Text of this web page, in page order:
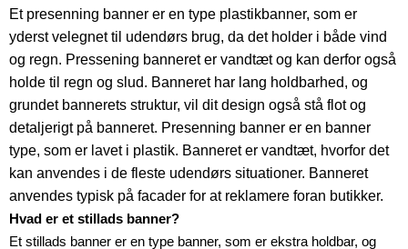
Et presenning banner er en type plastikbanner, som er
yderst velegnet til udendørs brug, da det holder i både vind
og regn. Pressening banneret er vandtæt og kan derfor også
holde til regn og slud. Banneret har lang holdbarhed, og
grundet bannerets struktur, vil dit design også stå flot og
detaljerigt på banneret. Presenning banner er en banner
type, som er lavet i plastik. Banneret er vandtæt, hvorfor det
kan anvendes i de fleste udendørs situationer. Banneret
anvendes typisk på facader for at reklamere foran butikker.
Hvad er et stillads banner?
Et stillads banner er en type banner, som er ekstra holdbar, og